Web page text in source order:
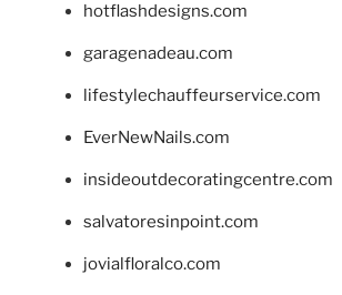
hotflashdesigns.com
garagenadeau.com
lifestylechauffeurservice.com
EverNewNails.com
insideoutdecoratingcentre.com
salvatoresinpoint.com
jovialfloralco.com